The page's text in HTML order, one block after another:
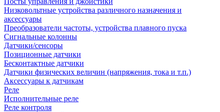
Низковольтные устройства различного назначения и
аксессуары
Преобразователи частоты, устройства плавного пуска
Сигнальные колонны
Датчики/сенсоры
Позиционные датчики
Бесконтактные датчики
Датчики физических величин (напряжения, тока и т.п.)
Аксессуары к датчикам
Реле
Исполнительные реле
Реле контроля